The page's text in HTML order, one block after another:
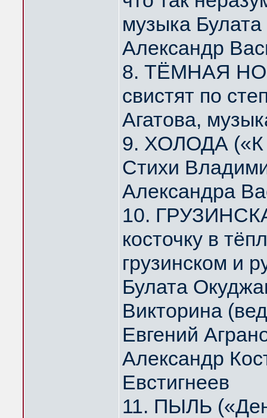
музыка
Александр
8. ТЁМНАЯ
свистят по
Агатова,
9. ХОЛОДА («К
Стихи
Александра
10.
косточку в
грузинском и
Булата
Викторина
Евгений
Александр
Евстигнеев
11. ПЫЛЬ